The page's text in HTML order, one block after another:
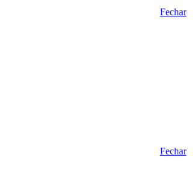
Fechar
Fechar